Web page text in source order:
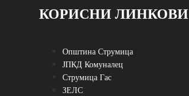
КОРИСНИ ЛИНКОВИ
Општина Струмица
ЈПКД Комуналец
Струмица Гас
ЗЕЛС